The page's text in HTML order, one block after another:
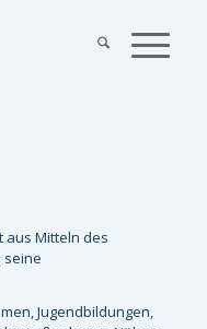
aus Mitteln des
seine
Jugendbildungen,